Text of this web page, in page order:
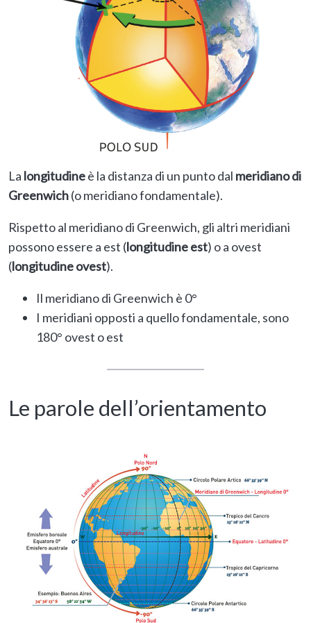
La longitudineè la distanza di un punto dal meridiano di
Greenwich(o meridiano fondamentale).
Rispetto al meridiano di Greenwich, gli altri meridiani
possono essere a est (longitudine est) o a ovest
(longitudine ovest).
Il meridiano di Greenwich è 0°
I meridiani opposti a quello fondamentale, sono
180° ovest o est
Le parole dell’orientamento